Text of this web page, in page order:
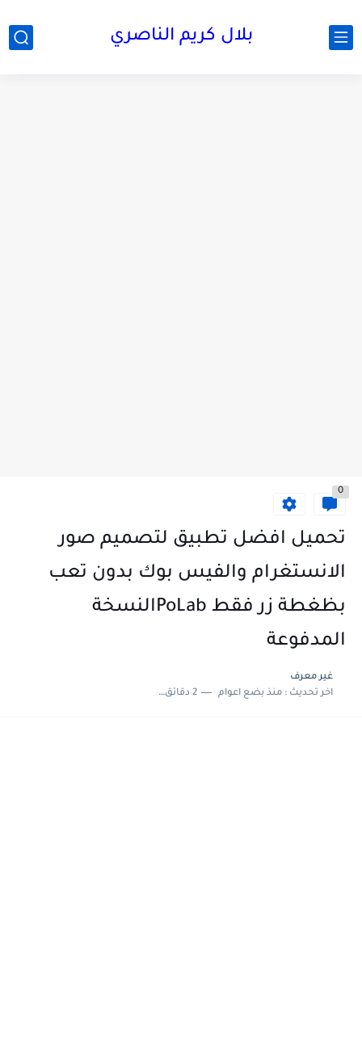
بلال كريم الناصري
0
تحميل افضل تطبيق لتصميم صور
الانستغرام والفيس بوك بدون تعب
بظغطة زر فقط ‏PoLabالنسخة
المدفوعة ‏
غير معرف
اخر تحديث :منذ بضع اعوام 2 دقائق للقراءة